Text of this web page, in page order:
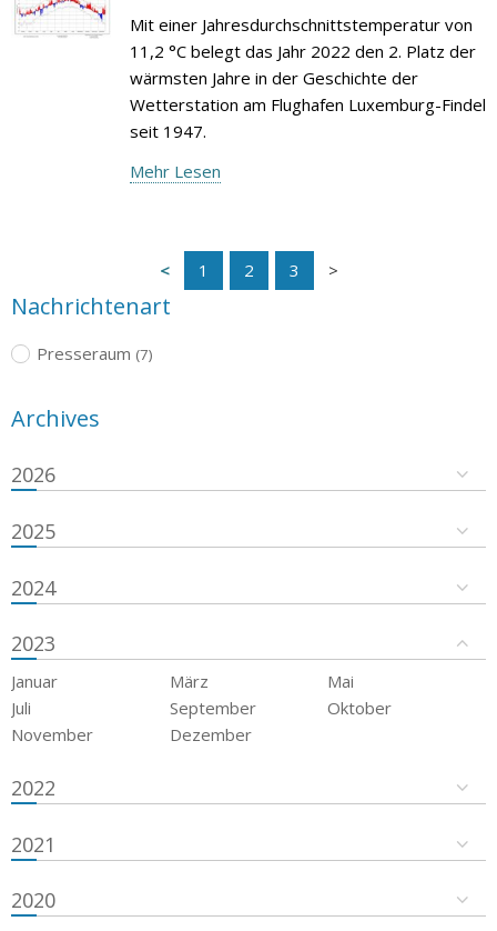
Mit einer Jahresdurchschnittstemperatur von
11,2 °C belegt das Jahr 2022 den 2. Platz der
wärmsten Jahre in der Geschichte der
Wetterstation am Flughafen Luxemburg-Findel
seit 1947.
Mehr Lesen
1 2 3
Nachrichtenart
Presseraum (7)
Archives
2026
2025
2024
2023
Januar März
Mai
Juli
September
Oktober
November
Dezember
2022
2021
2020